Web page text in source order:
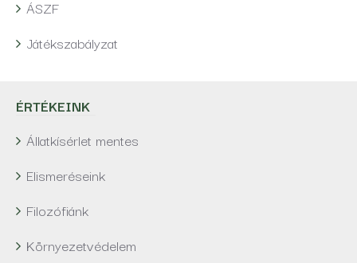
ÁSZF
Játékszabályzat
ÉRTÉKEINK
Állatkísérlet mentes
Elismeréseink
Filozófiánk
Környezetvédelem